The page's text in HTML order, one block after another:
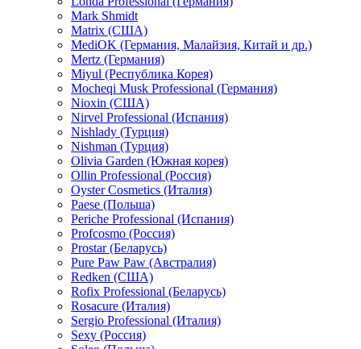
Mark Shmidt
Matrix (США)
MediOK (Германия, Малайзия, Китай и др.)
Mertz (Германия)
Miyul (Республика Корея)
Mocheqi Musk Professional (Германия)
Nioxin (США)
Nirvel Professional (Испания)
Nishlady (Турция)
Nishman (Турция)
Olivia Garden (Южная корея)
Ollin Professional (Россия)
Oyster Cosmetics (Италия)
Paese (Польша)
Periche Professional (Испания)
Profcosmo (Россия)
Prostar (Беларусь)
Pure Paw Paw (Австралия)
Redken (США)
Rofix Professional (Беларусь)
Rosacure (Италия)
Sergio Professional (Италия)
Sexy (Россия)